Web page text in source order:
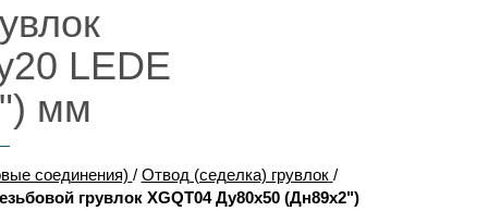
LEDE
мм
соединения) / Отвод (седелка) грувлок /
грувлок XGQT04 Ду80х50 (Дн89х2")